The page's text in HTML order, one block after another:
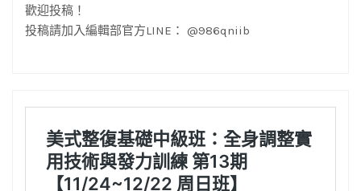
歡迎投稿！
投稿請加入編輯部官方LINE： @986qniib